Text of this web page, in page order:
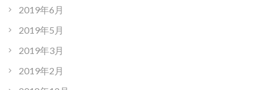
2019年6月
2019年5月
2019年3月
2019年2月